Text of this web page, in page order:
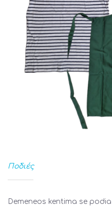
Ποδιές
Demeneos kentima se podia